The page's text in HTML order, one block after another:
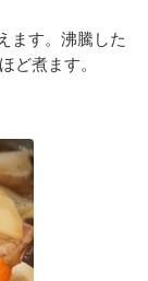
ます。沸騰した
ど煮ます。